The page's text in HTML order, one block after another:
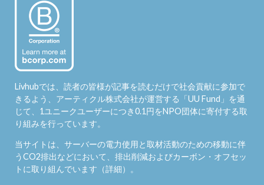
Livhubでは、読者の皆様が記事を読むだけで社会貢献に参加で
きるよう、アーティクル株式会社が運営する「UU Fund 」を通
じて、1ユニークユーザーにつき0.1円をNPO団体に寄付する取
り組みを行っています。
当サイトは、サーバーの電力使用と取材活動のための移動に伴
うCO2排出などにおいて、排出削減およびカーボン・オフセッ
トに取り組んでいます（詳細）。